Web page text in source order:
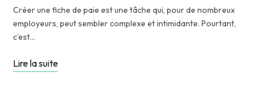
Créer une fiche de paie est une tâche qui, pour de nombreux
employeurs, peut sembler complexe et intimidante. Pourtant,
c’est…
Lire la suite